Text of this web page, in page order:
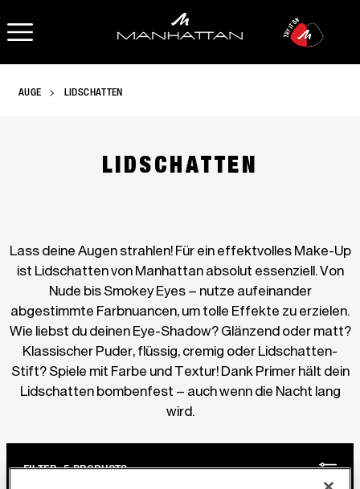
OPEN NAVIGATION
AUGE LIDSCHATTEN
LIDSCHATTEN
Lass deine Augen strahlen! Für ein effektvolles Make-Up
ist Lidschatten von Manhattan absolut essenziell. Von
Nude bis Smokey Eyes – nutze aufeinander
abgestimmte Farbnuancen, um tolle Effekte zu erzielen.
Wie liebst du deinen Eye-Shadow? Glänzend oder matt?
Klassischer Puder, flüssig, cremig oder Lidschatten-
Stift? Spiele mit Farbe und Textur! Dank Primer hält dein
Lidschatten bombenfest – auch wenn die Nacht lang
wird.
FILTER:5 PRODUCTS